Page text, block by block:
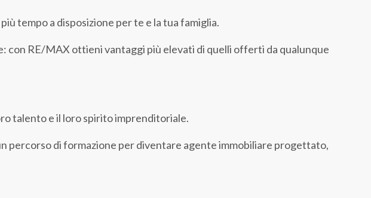
tempo a disposizione per te e la tua famiglia.
con RE/MAX ottieni vantaggi più elevati di quelli offerti da qualunque
talento e il loro spirito imprenditoriale.
percorso di formazione per diventare agente immobiliare progettato,